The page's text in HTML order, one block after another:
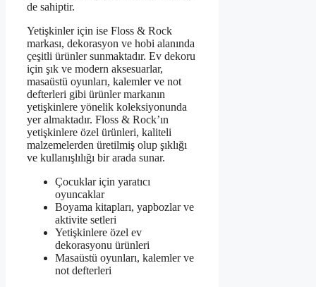
de sahiptir.
Yetişkinler için ise Floss & Rock
markası, dekorasyon ve hobi alanında
çeşitli ürünler sunmaktadır. Ev dekoru
için şık ve modern aksesuarlar,
masaüstü oyunları, kalemler ve not
defterleri gibi ürünler markanın
yetişkinlere yönelik koleksiyonunda
yer almaktadır. Floss & Rock’ın
yetişkinlere özel ürünleri, kaliteli
malzemelerden üretilmiş olup şıklığı
ve kullanışlılığı bir arada sunar.
Çocuklar için yaratıcı
oyuncaklar
Boyama kitapları, yapbozlar ve
aktivite setleri
Yetişkinlere özel ev
dekorasyonu ürünleri
Masaüstü oyunları, kalemler ve
not defterleri